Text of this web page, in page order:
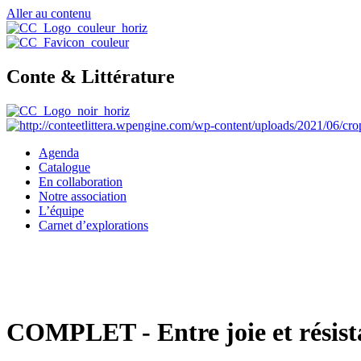
Aller au contenu
Conte & Littérature
Agenda
Catalogue
En collaboration
Notre association
L’équipe
Carnet d’explorations
COMPLET - Entre joie et